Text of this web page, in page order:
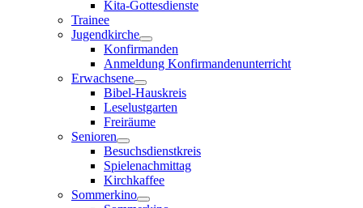
Kita-Gottesdienste
Trainee
Jugendkirche
Konfirmanden
Anmeldung Konfirmandenunterricht
Erwachsene
Bibel-Hauskreis
Leselustgarten
Freiräume
Senioren
Besuchsdienstkreis
Spielenachmittag
Kirchkaffee
Sommerkino